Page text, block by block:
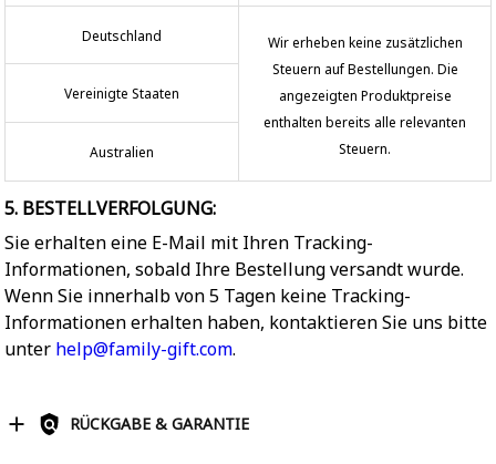
Deutschland
Wir erheben keine zusätzlichen
Steuern auf Bestellungen. Die
angezeigten Produktpreise
enthalten bereits alle relevanten
Steuern.
Vereinigte Staaten
Australien
5. BESTELLVERFOLGUNG:
Sie erhalten eine E-Mail mit Ihren Tracking-
Informationen, sobald Ihre Bestellung versandt wurde.
Wenn Sie innerhalb von 5 Tagen keine Tracking-
Informationen erhalten haben, kontaktieren Sie uns bitte
unter help@family-gift.com.
RÜCKGABE & GARANTIE